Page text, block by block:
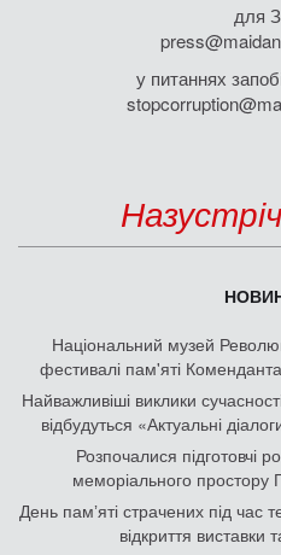
для
у питаннях
Національний музей
фестивалі пам'яті
Найважливіші виклики
відбудуться «Актуальні
Розпочалися підготовчі
меморіального простору
День памʼяті страчених під час
відкриття виставки